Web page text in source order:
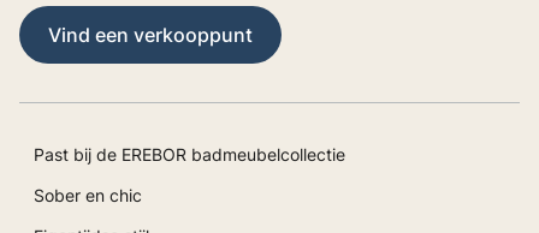
Vind een verkooppunt
Past bij de EREBOR badmeubelcollectie
Sober en chic